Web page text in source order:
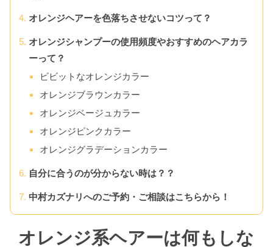
オレンジヘアーを色落ちさせないコツって？
オレンジシャンプーの使用頻度やおすすめのヘアカラ
ーって？
ビビットなオレンジカラー
オレンジブラウンカラー
オレンジベージュカラー
オレンジピンクカラー
オレンジグラデーションカラー
自分に合うのが分からない時は？？
中村カズナリへのご予約・ご相談はこちらから！
オレンジ系ヘアーは何もしな